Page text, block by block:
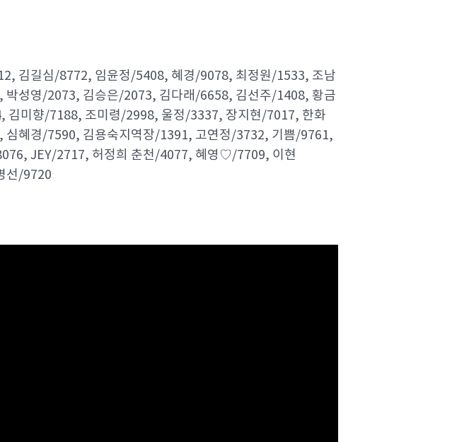
김길심/8772, 임윤정/5408, 혜경/9078, 최정원/1533, 조남
성영/2073, 김승은/2073, 김다래/6658, 김선주/1408, 황금
미향/7188, 조미령/2998, 울정/3337, 장지현/7017, 한화
혜경/7590, 김용숙지역장/1391, 고연정/3732, 기쁨/9761,
JEY/2717, 허정희 춘천/4077, 혜영♡/7709, 이현
선/9720